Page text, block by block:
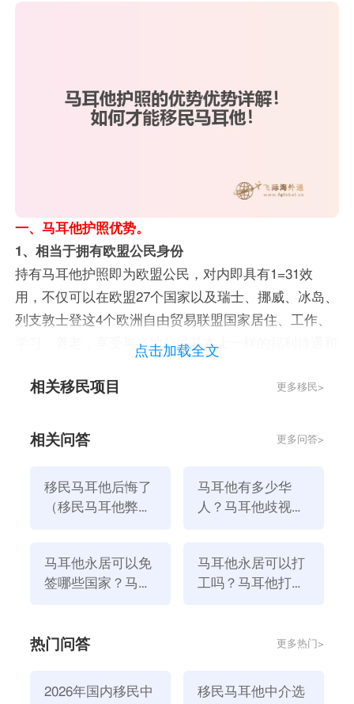
一、马耳他护照优势。
1、相当于拥有欧盟公民身份
持有马耳他护照即为欧盟公民，对内即具有1=31效
用，不仅可以在欧盟27个国家以及瑞士、挪威、冰岛、
列支敦士登这4个欧洲自由贸易联盟国家居住、工作、
学习、养老，享受与当地公民基本上一样的福利待遇和
孙后代可无条件成为欧盟公民，享受以上所有福利。
马耳他护照可以免签世界186个国家和地区，包括但不
热门国家。
二、马耳他如何移民？
备的快速移民项目。该项目允许第三国国民在马耳他获
母等家庭成员共同申请，并将获得在马耳他无限期居留
三、马耳他永居移民条件
点击加载全文
相关移民项目 更多移民>
相关问答 更多问答>
移民马耳他后悔了
（移民马耳他弊端
马耳他有多少华
人？马耳他歧视华
马耳他永居可以免
签哪些国家？马耳
马耳他永居可以打
工吗？马耳他打工
热门问答 更多热门>
2026年国内移民中 移民马耳他中介选